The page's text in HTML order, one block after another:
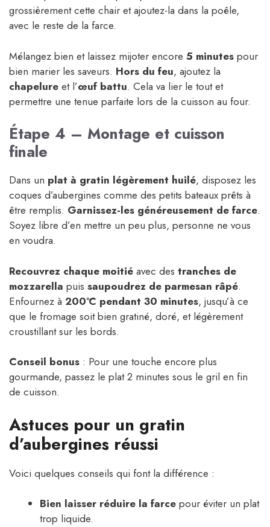
grossièrement cette chair et ajoutez-la dans la poêle,
avec le reste de la farce.
Mélangez bien et laissez mijoter encore 5 minutes pour
bien marier les saveurs. Hors du feu, ajoutez la
chapelure et l’œuf battu. Cela va lier le tout et
permettre une tenue parfaite lors de la cuisson au four.
Étape 4 – Montage et cuisson
finale
Dans un plat à gratin légèrement huilé, disposez les
coques d’aubergines comme des petits bateaux prêts à
être remplis. Garnissez-les généreusement de farce.
Soyez libre d’en mettre un peu plus, personne ne vous
en voudra.
Recouvrez chaque moitié avec des tranches de
mozzarella puis saupoudrez de parmesan râpé.
Enfournez à 200°C pendant 30 minutes, jusqu’à ce
que le fromage soit bien gratiné, doré, et légèrement
croustillant sur les bords.
Conseil bonus : Pour une touche encore plus
gourmande, passez le plat 2 minutes sous le gril en fin
de cuisson.
Astuces pour un gratin
d’aubergines réussi
Voici quelques conseils qui font la différence :
Bien laisser réduire la farce pour éviter un plat
trop liquide.